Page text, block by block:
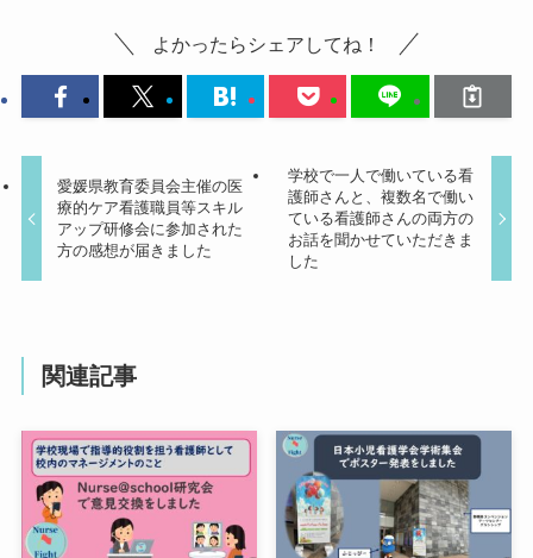
よかったらシェアしてね！
愛媛県教育委員会主催の医
療的ケア看護職員等スキル
アップ研修会に参加された
方の感想が届きました
学校で一人で働いている看
護師さんと、複数名で働い
ている看護師さんの両方の
お話を聞かせていただきま
した
関連記事